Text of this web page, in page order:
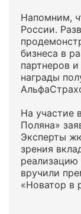
Напомним,
России.
бизнеса в
партнеров
награды
На участие
Поляна»
Эксперты
зрения
вручили
«Новатор в